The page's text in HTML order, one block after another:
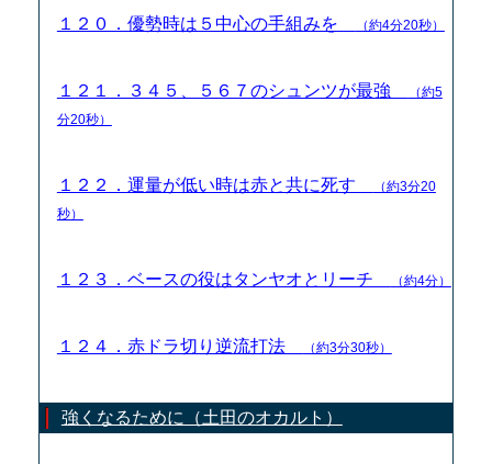
１２０．優勢時は５中心の手組みを （約4分20秒）
１２１．３４５、５６７のシュンツが最強
（約5
分20秒）
１２２．運量が低い時は赤と共に死す
（約3分20
秒）
１２３．ベースの役はタンヤオとリーチ （約4分）
１２４．赤ドラ切り逆流打法 （約3分30秒）
強くなるために（土田のオカルト）